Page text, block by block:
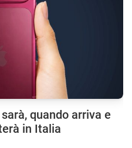
quando arriva e
in Italia